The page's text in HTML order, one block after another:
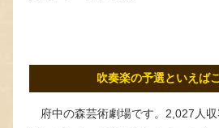
吹奏楽の予選といえば
府中の森芸術劇場です。2,027人